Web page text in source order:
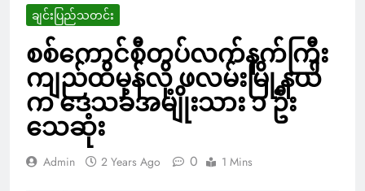
ချင်းပြည်သတင်း
စစ်ကောင်စီတပ်လက်နက်ကြီး
ကျည်ထိမှန်လို့ ဖလမ်းမြို့နယ်
က ဒေသခံအမျိုးသား ၁ ဦး
သေဆုံး
Admin 2 Years Ago 0 1 Mins